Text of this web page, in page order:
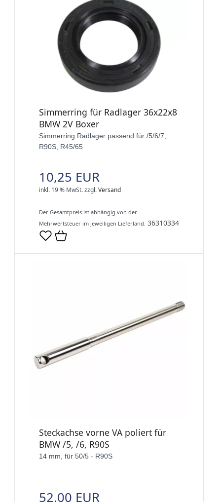
Simmerring für Radlager 36x22x8
BMW 2V Boxer
Simmerring Radlager passend für /5/6/7,
R90S, R45/65
10,25 EUR
inkl. 19 % MwSt.zzgl.Versand
Der Gesamtpreis ist abhängig von der
Mehrwertsteuer im jeweiligen Lieferland. 36310334
Steckachse vorne VA poliert für
BMW /5, /6, R90S
14 mm, für 50/5 - R90S
52,00 EUR